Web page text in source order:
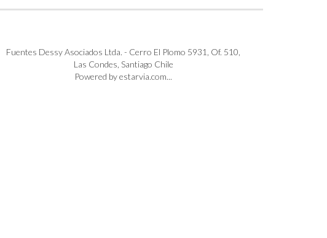
Fuentes Dessy Asociados Ltda. - Cerro El Plomo 5931, Of. 510,
Las Condes, Santiago Chile
Powered by estarvia.com...